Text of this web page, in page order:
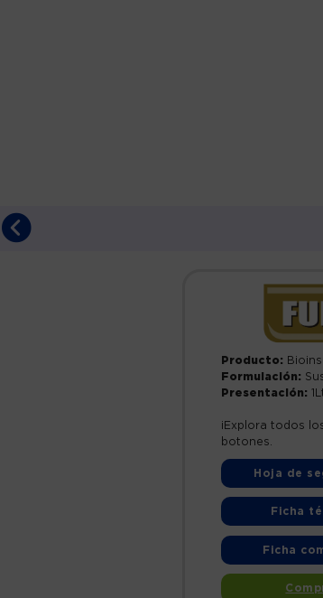
Producto:
Formulación:
Presentación:
¡Explora todos
botones.
Hoja de
Ficha
Ficha